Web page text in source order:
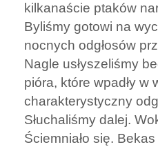
kilkanaście ptaków
Byliśmy gotowi na
nocnych odgłosów
Nagle usłyszeliśmy
pióra, które wpadły w
charakterystyczny
Słuchaliśmy dalej.
Ściemniało się.